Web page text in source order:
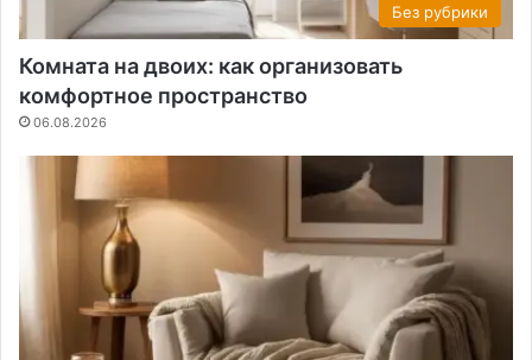
Без рубрики
Комната на двоих: как организовать
комфортное пространство
06.08.2026